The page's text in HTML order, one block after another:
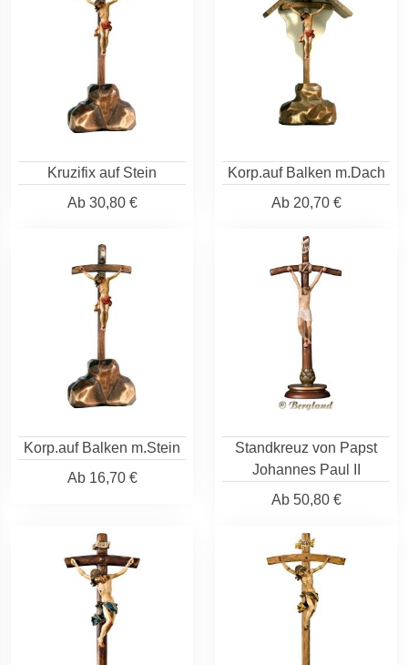
Kruzifix auf Stein
Ab30,80 €
Korp.auf Balken m.Dach
Ab20,70 €
Korp.auf Balken m.Stein
Ab16,70 €
Standkreuz von Papst
Johannes Paul II
Ab50,80 €